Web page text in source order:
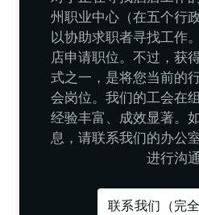
州职业中心（在五个行
以协助求职者寻找工作
店申请职位。不过，获
式之一，是将您当前的
会岗位。我们的工会在
经验丰富、成效显著。
息，请联系我们的办公
进行沟通
联系我们（完全